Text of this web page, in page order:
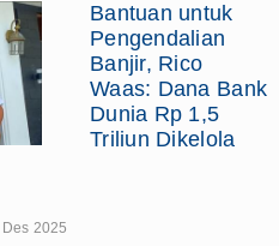
Bantuan untuk
Pengendalian
Banjir, Rico
Waas: Dana Bank
Dunia Rp 1,5
Triliun Dikelola
2025